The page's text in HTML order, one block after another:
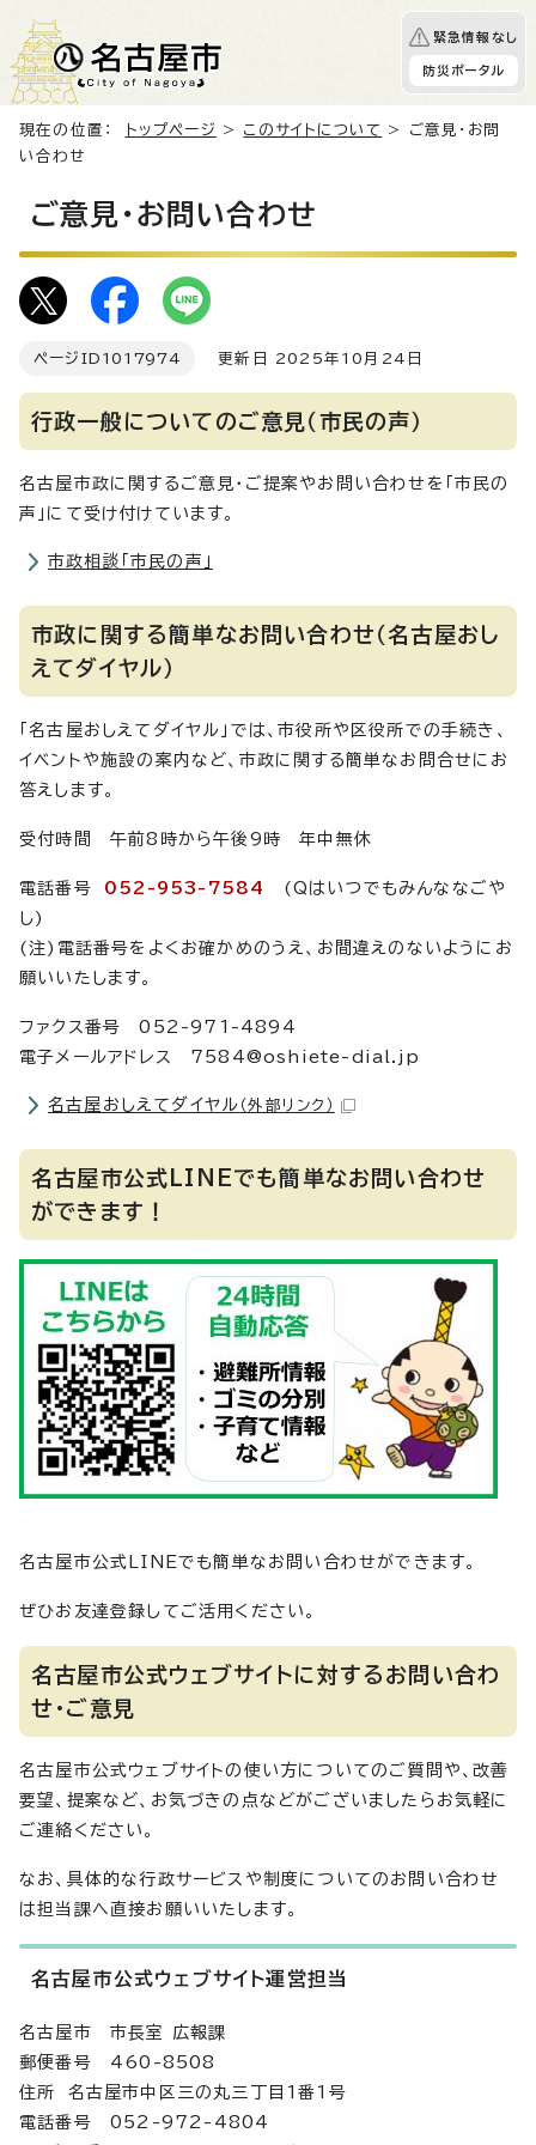
緊急情報なし
防災ポータル
現在の位置： トップページ > このサイトについて
> ご意見・お問
い合わせ
ご意見・お問い合わせ
ページID 1017974 更新日 2025年10月24日
行政一般についてのご意見（市民の声）
名古屋市政に関するご意見・ご提案やお問い合わせを「市民の
声」にて受け付けています。
市政相談「市民の声」
市政に関する簡単なお問い合わせ（名古屋おし
えてダイヤル）
「名古屋おしえてダイヤル」では、市役所や区役所での手続き、
イベントや施設の案内など、市政に関する簡単なお問合せにお
答えします。
受付時間 午前8時から午後9時 年中無休
電話番号 052-953-7584
(Qはいつでもみんななごや
し)
(注)電話番号をよくお確かめのうえ、お間違えのないようにお
願いいたします。
ファクス番号 052-971-4894
電子メールアドレス 7584@oshiete-dial.jp
名古屋おしえてダイヤル （外部リンク）
名古屋市公式LINEでも簡単なお問い合わせ
ができます！
名古屋市公式LINEでも簡単なお問い合わせができます。
ぜひお友達登録してご活用ください。
名古屋市公式ウェブサイトに対するお問い合わ
せ・ご意見
名古屋市公式ウェブサイトの使い方についてのご質問や、改善
要望、提案など、お気づきの点などがございましたらお気軽に
ご連絡ください。
なお、具体的な行政サービスや制度についてのお問い合わせ
は担当課へ直接お願いいたします。
名古屋市公式ウェブサイト運営担当
名古屋市 市長室 広報課
郵便番号 460-8508
住所 名古屋市中区三の丸三丁目1番1号
電話番号 052-972-4804